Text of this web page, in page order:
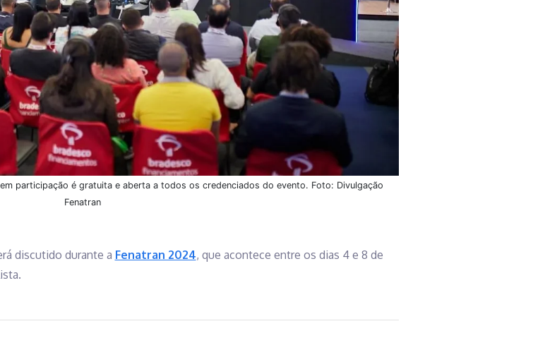
participação é gratuita e aberta a todos os credenciados do evento. Foto: Divulgação
Fenatran
discutido durante a Fenatran 2024, que acontece entre os dias 4 e 8 de